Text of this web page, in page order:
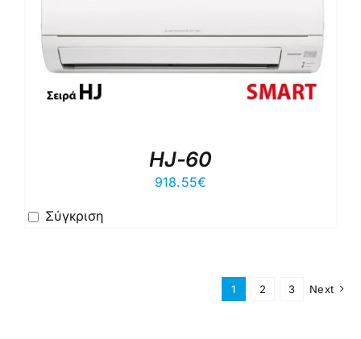
HJ-60
918.55€
Σύγκριση
1 2 3 Next